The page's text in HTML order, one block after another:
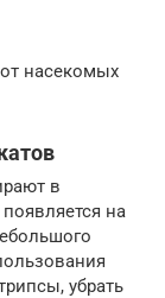
насекомых
в
на
убрать